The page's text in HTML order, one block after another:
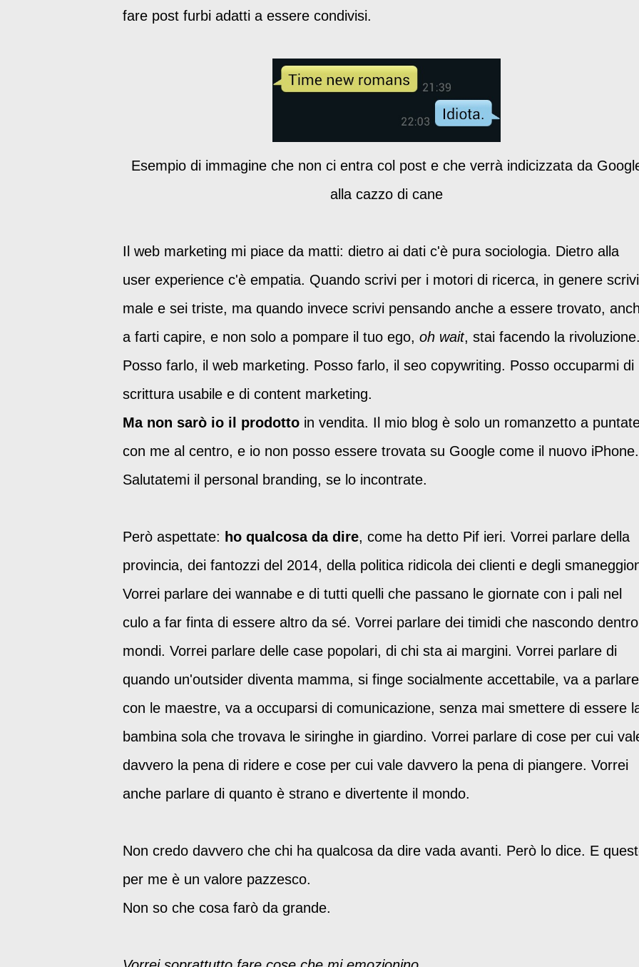
fare post furbi adatti a essere condivisi.
Esempio di immagine che non ci entra col post e che verrà indicizzata da
alla cazzo di cane
Il web marketing mi piace da matti: dietro ai dati c'è pura sociologia. Dietro alla
user experience c'è empatia. Quando scrivi per i motori di ricerca, in genere scrivi
male e sei triste, ma quando invece scrivi pensando anche a essere trovato,
a farti capire, e non solo a pompare il tuo ego, oh wait, stai facendo la
Posso farlo, il web marketing. Posso farlo, il seo copywriting. Posso occuparmi di
scrittura usabile e di content marketing.
Ma non sarò io il prodotto in vendita. Il mio blog è solo un romanzetto a
con me al centro, e io non posso essere trovata su Google come il nuovo iPhone.
Salutatemi il personal branding, se lo incontrate.
Però aspettate: ho qualcosa da dire, come ha detto Pif ieri. Vorrei parlare della
provincia, dei fantozzi del 2014, della politica ridicola dei clienti e degli
Vorrei parlare dei wannabe e di tutti quelli che passano le giornate con i pali nel
culo a far finta di essere altro da sé. Vorrei parlare dei timidi che nascondo
mondi. Vorrei parlare delle case popolari, di chi sta ai margini. Vorrei parlare di
quando un'outsider diventa mamma, si finge socialmente accettabile, va a parlare
con le maestre, va a occuparsi di comunicazione, senza mai smettere di essere
bambina sola che trovava le siringhe in giardino. Vorrei parlare di cose per cui
davvero la pena di ridere e cose per cui vale davvero la pena di piangere. Vorrei
anche parlare di quanto è strano e divertente il mondo.
Non credo davvero che chi ha qualcosa da dire vada avanti. Però lo dice. E
per me è un valore pazzesco.
Non so che cosa farò da grande.